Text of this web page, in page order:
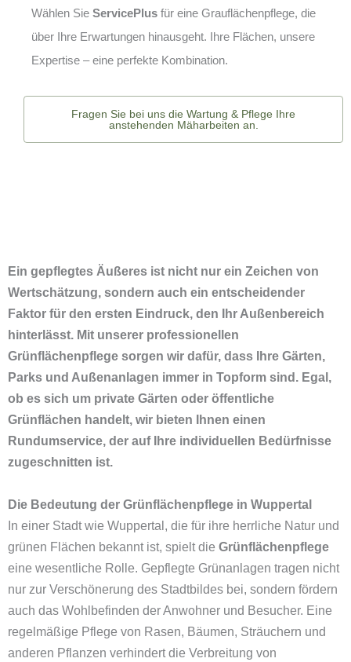
Wählen Sie ServicePlus für eine Grauflächenpflege, die
über Ihre Erwartungen hinausgeht. Ihre Flächen, unsere
Expertise – eine perfekte Kombination.
Fragen Sie bei uns die Wartung & Pflege Ihre
anstehenden Mäharbeiten an.
Ein gepflegtes Äußeres ist nicht nur ein Zeichen von
Wertschätzung, sondern auch ein entscheidender
Faktor für den ersten Eindruck, den Ihr Außenbereich
hinterlässt. Mit unserer professionellen
Grünflächenpflege sorgen wir dafür, dass Ihre Gärten,
Parks und Außenanlagen immer in Topform sind. Egal,
ob es sich um private Gärten oder öffentliche
Grünflächen handelt, wir bieten Ihnen einen
Rundumservice, der auf Ihre individuellen Bedürfnisse
zugeschnitten ist.
Die Bedeutung der Grünflächenpflege in Wuppertal
In einer Stadt wie Wuppertal, die für ihre herrliche Natur und
grünen Flächen bekannt ist, spielt die Grünflächenpflege
eine wesentliche Rolle. Gepflegte Grünanlagen tragen nicht
nur zur Verschönerung des Stadtbildes bei, sondern fördern
auch das Wohlbefinden der Anwohner und Besucher. Eine
regelmäßige Pflege von Rasen, Bäumen, Sträuchern und
anderen Pflanzen verhindert die Verbreitung von